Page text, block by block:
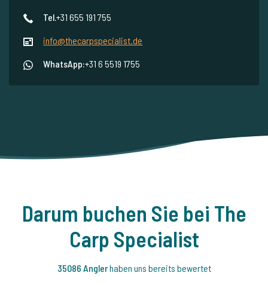
Tel.+31 655 191 755
info@thecarpspecialist.de
WhatsApp:+31 6 5519 1755
Darum buchen Sie bei The
Carp Specialist
35086 Anglerhaben uns bereits bewertet